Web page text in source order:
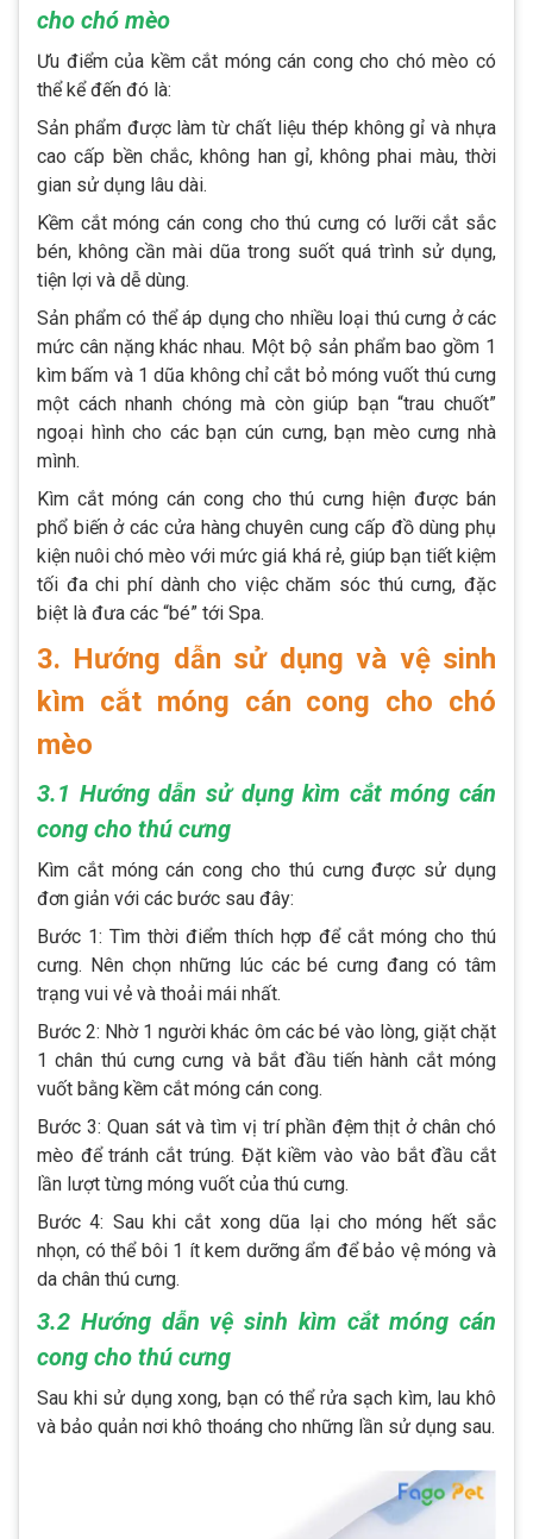
cho chó mèo
Ưu điểm của kềm cắt móng cán cong cho chó mèo có
thể kể đến đó là:
Sản phẩm được làm từ chất liệu thép không gỉ và nhựa
cao cấp bền chắc, không han gỉ, không phai màu, thời
gian sử dụng lâu dài.
Kềm cắt móng cán cong cho thú cưng có lưỡi cắt sắc
bén, không cần mài dũa trong suốt quá trình sử dụng,
tiện lợi và dễ dùng.
Sản phẩm có thể áp dụng cho nhiều loại thú cưng ở các
mức cân nặng khác nhau. Một bộ sản phẩm bao gồm 1
kìm bấm và 1 dũa không chỉ cắt bỏ móng vuốt thú cưng
một cách nhanh chóng mà còn giúp bạn “trau chuốt”
ngoại hình cho các bạn cún cưng, bạn mèo cưng nhà
mình.
Kìm cắt móng cán cong cho thú cưng hiện được bán
phổ biến ở các cửa hàng chuyên cung cấp đồ dùng phụ
kiện nuôi chó mèo với mức giá khá rẻ, giúp bạn tiết kiệm
tối đa chi phí dành cho việc chăm sóc thú cưng, đặc
biệt là đưa các “bé” tới Spa.
3. Hướng dẫn sử dụng và vệ sinh
kìm cắt móng cán cong cho chó
mèo
3.1 Hướng dẫn sử dụng kìm cắt móng cán
cong cho thú cưng
Kìm cắt móng cán cong cho thú cưng được sử dụng
đơn giản với các bước sau đây:
Bước 1: Tìm thời điểm thích hợp để cắt móng cho thú
cưng. Nên chọn những lúc các bé cưng đang có tâm
trạng vui vẻ và thoải mái nhất.
Bước 2: Nhờ 1 người khác ôm các bé vào lòng, giặt chặt
1 chân thú cưng cưng và bắt đầu tiến hành cắt móng
vuốt bằng kềm cắt móng cán cong.
Bước 3: Quan sát và tìm vị trí phần đệm thịt ở chân chó
mèo để tránh cắt trúng. Đặt kiềm vào vào bắt đầu cắt
lần lượt từng móng vuốt của thú cưng.
Bước 4: Sau khi cắt xong dũa lại cho móng hết sắc
nhọn, có thể bôi 1 ít kem dưỡng ẩm để bảo vệ móng và
da chân thú cưng.
3.2 Hướng dẫn vệ sinh kìm cắt móng cán
cong cho thú cưng
Sau khi sử dụng xong, bạn có thể rửa sạch kìm, lau khô
và bảo quản nơi khô thoáng cho những lần sử dụng sau.